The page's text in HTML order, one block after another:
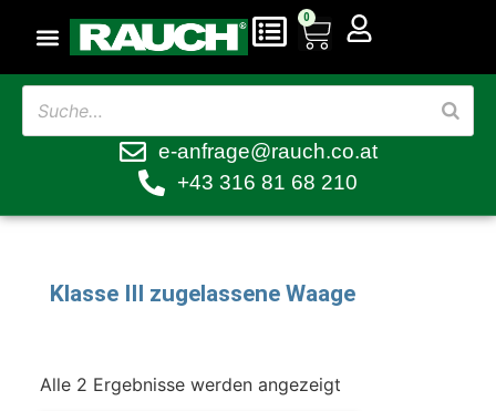
0
e-anfrage@rauch.co.at
+43 316 81 68 210
Klasse III zugelassene Waage
Alle 2 Ergebnisse werden angezeigt